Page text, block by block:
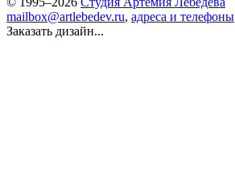
mailbox@artlebedev.ru, адреса и телефоны
Заказать дизайн...